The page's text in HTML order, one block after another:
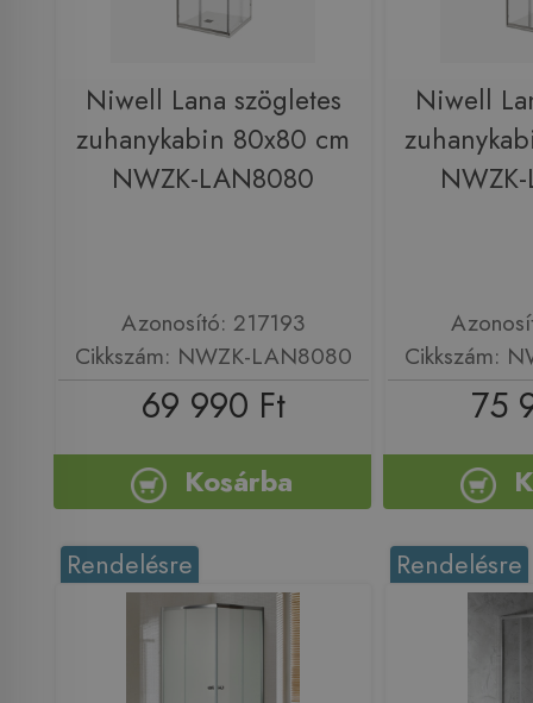
Niwell Lana szögletes
zuhanykabin 80x80 cm
NWZK-LAN8080
Azonosító: 217193
Cikkszám: NWZK-LAN8080
69 990 Ft
Kosárba
Niwell
Cikkszám:
75
Rendelésre Rendelésre